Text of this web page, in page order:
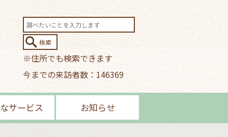
※住所でも検索できます
今までの来訪者数：146369
サービス お知らせ